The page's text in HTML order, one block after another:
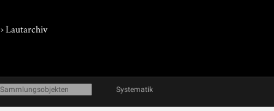
›Lautarchiv
Systematik